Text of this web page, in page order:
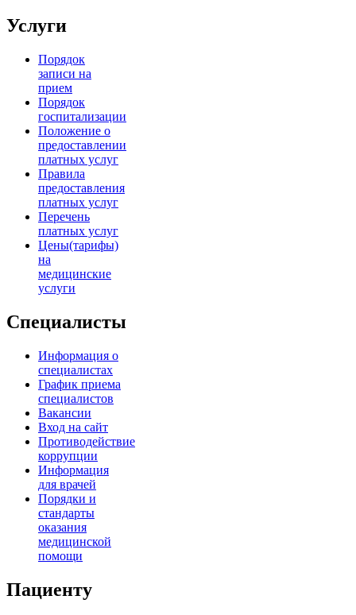
Услуги
Порядок
записи на
прием
Порядок
госпитализации
Положение о
предоставлении
платных услуг
Правила
предоставления
платных услуг
Перечень
платных услуг
Цены(тарифы)
на
медицинские
услуги
Специалисты
Информация о
специалистах
График приема
специалистов
Вакансии
Вход на сайт
Противодействие
коррупции
Информация
для врачей
Порядки и
стандарты
оказания
медицинской
помощи
Пациенту